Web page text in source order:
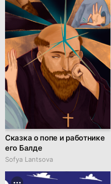
Сказка о попе и работнике
его Балде
Sofya Lantsova